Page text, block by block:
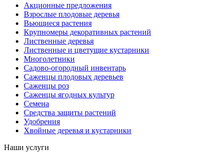
Акционные предложения
Взрослые плодовые деревья
Вьющиеся растения
Крупномеры декоративных растений
Лиственные деревья
Лиственные и цветущие кустарники
Многолетники
Садово-огородный инвентарь
Саженцы плодовых деревьев
Саженцы роз
Саженцы ягодных культур
Семена
Средства защиты растений
Удобрения
Хвойные деревья и кустарники
Наши услуги